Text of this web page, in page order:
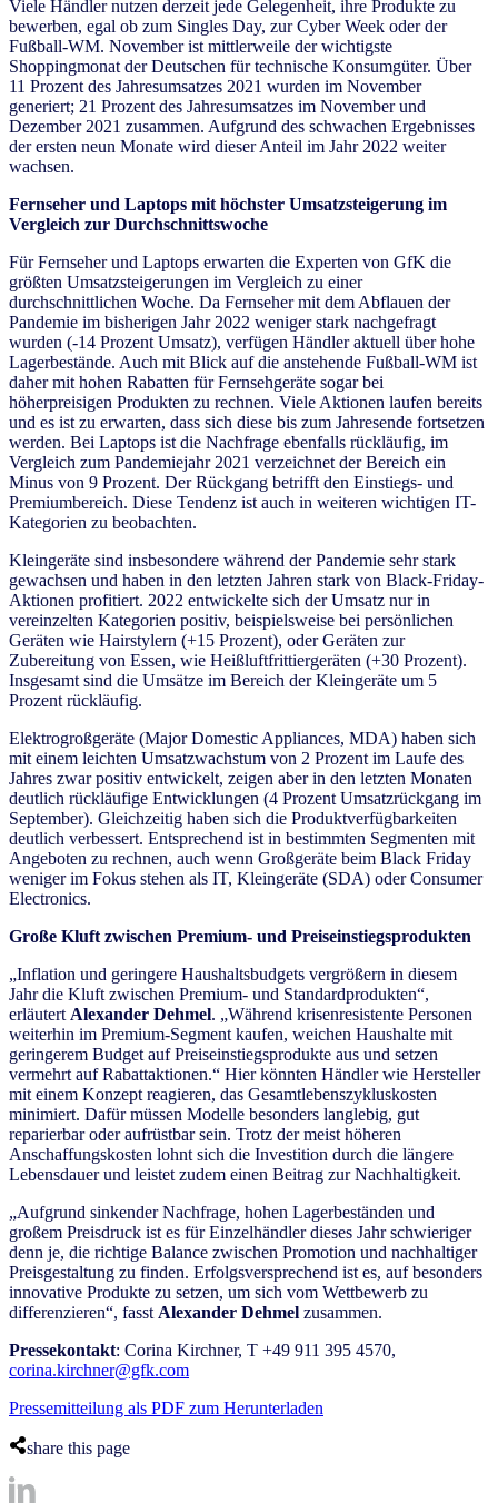
Viele Händler nutzen derzeit jede Gelegenheit, ihre Produkte zu
bewerben, egal ob zum Singles Day, zur Cyber Week oder der
Fußball-WM. November ist mittlerweile der wichtigste
Shoppingmonat der Deutschen für technische Konsumgüter. Über
11 Prozent des Jahresumsatzes 2021 wurden im November
generiert; 21 Prozent des Jahresumsatzes im November und
Dezember 2021 zusammen. Aufgrund des schwachen Ergebnisses
der ersten neun Monate wird dieser Anteil im Jahr 2022 weiter
wachsen.
Fernseher und Laptops mit höchster Umsatzsteigerung im
Vergleich zur Durchschnittswoche
Für Fernseher und Laptops erwarten die Experten von GfK die
größten Umsatzsteigerungen im Vergleich zu einer
durchschnittlichen Woche. Da Fernseher mit dem Abflauen der
Pandemie im bisherigen Jahr 2022 weniger stark nachgefragt
wurden (-14 Prozent Umsatz), verfügen Händler aktuell über hohe
Lagerbestände. Auch mit Blick auf die anstehende Fußball-WM ist
daher mit hohen Rabatten für Fernsehgeräte sogar bei
höherpreisigen Produkten zu rechnen. Viele Aktionen laufen bereits
und es ist zu erwarten, dass sich diese bis zum Jahresende fortsetzen
werden. Bei Laptops ist die Nachfrage ebenfalls rückläufig, im
Vergleich zum Pandemiejahr 2021 verzeichnet der Bereich ein
Minus von 9 Prozent. Der Rückgang betrifft den Einstiegs- und
Premiumbereich. Diese Tendenz ist auch in weiteren wichtigen IT-
Kategorien zu beobachten.
Kleingeräte sind insbesondere während der Pandemie sehr stark
gewachsen und haben in den letzten Jahren stark von Black-Friday-
Aktionen profitiert. 2022 entwickelte sich der Umsatz nur in
vereinzelten Kategorien positiv, beispielsweise bei persönlichen
Geräten wie Hairstylern (+15 Prozent), oder Geräten zur
Zubereitung von Essen, wie Heißluftfrittiergeräten (+30 Prozent).
Insgesamt sind die Umsätze im Bereich der Kleingeräte um 5
Prozent rückläufig.
Elektrogroßgeräte (Major Domestic Appliances, MDA) haben sich
mit einem leichten Umsatzwachstum von 2 Prozent im Laufe des
Jahres zwar positiv entwickelt, zeigen aber in den letzten Monaten
deutlich rückläufige Entwicklungen (4 Prozent Umsatzrückgang im
September). Gleichzeitig haben sich die Produktverfügbarkeiten
deutlich verbessert. Entsprechend ist in bestimmten Segmenten mit
Angeboten zu rechnen, auch wenn Großgeräte beim Black Friday
weniger im Fokus stehen als IT, Kleingeräte (SDA) oder Consumer
Electronics.
Große Kluft zwischen Premium- und Preiseinstiegsprodukten
„Inflation und geringere Haushaltsbudgets vergrößern in diesem
Jahr die Kluft zwischen Premium- und Standardprodukten“,
erläutert Alexander Dehmel. „Während krisenresistente Personen
weiterhin im Premium-Segment kaufen, weichen Haushalte mit
geringerem Budget auf Preiseinstiegsprodukte aus und setzen
vermehrt auf Rabattaktionen.“ Hier könnten Händler wie Hersteller
mit einem Konzept reagieren, das Gesamtlebenszykluskosten
minimiert. Dafür müssen Modelle besonders langlebig, gut
reparierbar oder aufrüstbar sein. Trotz der meist höheren
Anschaffungskosten lohnt sich die Investition durch die längere
Lebensdauer und leistet zudem einen Beitrag zur Nachhaltigkeit.
„Aufgrund sinkender Nachfrage, hohen Lagerbeständen und
großem Preisdruck ist es für Einzelhändler dieses Jahr schwieriger
denn je, die richtige Balance zwischen Promotion und nachhaltiger
Preisgestaltung zu finden. Erfolgsversprechend ist es, auf besonders
innovative Produkte zu setzen, um sich vom Wettbewerb zu
differenzieren“, fasst Alexander Dehmel zusammen.
Pressekontakt: Corina Kirchner, T +49 911 395 4570,
corina.kirchner@gfk.com
Pressemitteilung als PDF zum Herunterladen
share this page